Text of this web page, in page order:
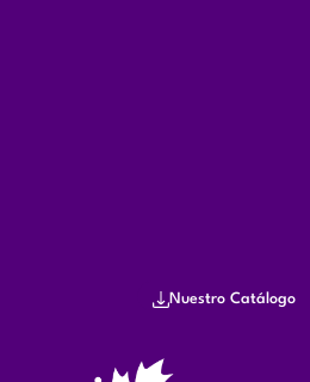
Nuestro Catálogo